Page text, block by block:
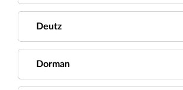
Deutz
Dorman